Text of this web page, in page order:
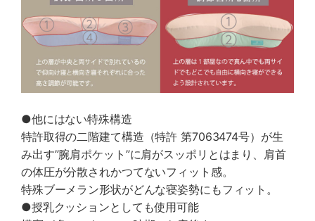
●他にはない特殊構造
特許取得の二階建て構造（特許 第7063474号）が生
み出す”腕肩ポケット”に肩がスッポリとはまり、肩首
の体圧が分散されかつてないフィット感。
特殊ブーメラン形状がどんな寝姿勢にもフィット。
●授乳クッションとしても使用可能